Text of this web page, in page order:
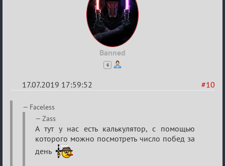
Banned
6
#10
17.07.2019 17:59:52
Re:
Кальк
Faceless
Zass
А тут у нас есть калькулятор, с помощью
которого можно посмотреть число побед за
день